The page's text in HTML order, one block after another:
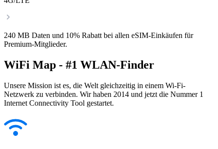
240 MB Daten und 10% Rabatt bei allen eSIM-Einkäufen für
Premium-Mitglieder.
WiFi Map - #1 WLAN-Finder
Unsere Mission ist es, die Welt gleichzeitig in einem Wi-Fi-
Netzwerk zu verbinden. Wir haben 2014 und jetzt die Nummer 1
Internet Connectivity Tool gestartet.